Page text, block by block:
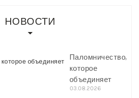
НОВОСТИ
Паломничество,
которое
объединяет
03.08.2026